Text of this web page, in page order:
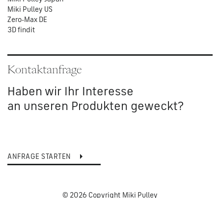
Miki Pulley US
Zero-Max DE
3D findit
Kontaktanfrage
Haben wir Ihr Interesse
an unseren Produkten geweckt?
ANFRAGE STARTEN
© 2026 Copyright Miki Pulley